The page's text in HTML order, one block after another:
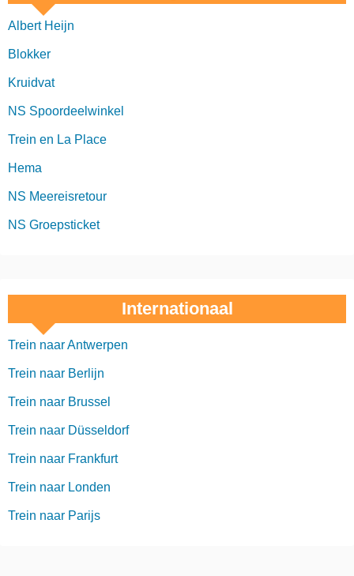
n
g
Albert Heijn
Blokker
Kruidvat
NS Spoordeelwinkel
Trein en La Place
Hema
NS Meereisretour
NS Groepsticket
Internationaal
Trein naar Antwerpen
Trein naar Berlijn
Trein naar Brussel
Trein naar Düsseldorf
Trein naar Frankfurt
Trein naar Londen
Trein naar Parijs